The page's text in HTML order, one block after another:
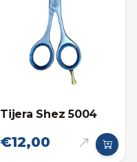
Tijera Shez 5004
€12,00